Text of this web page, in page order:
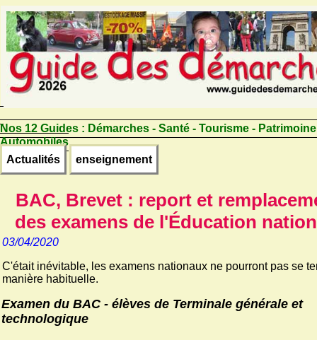
Nos 12 Guides : Démarches - Santé - Tourisme -
Automobiles
Actualités
enseignement
BAC, Brevet : report et
des examens de l'Éducation
03/04/2020
C'était inévitable, les examens nationaux ne pourront pas se
manière habituelle.
Examen du BAC - élèves de Terminale générale et
technologique